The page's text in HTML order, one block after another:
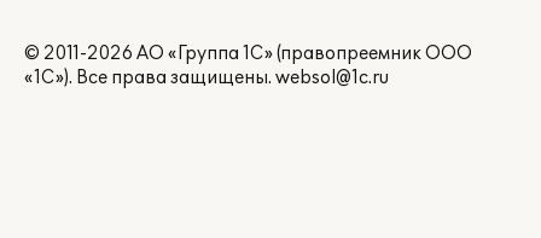
© 2011-2026 АО «Группа 1С» (правопреемник ООО
«1С»). Все права защищены. websol@1c.ru